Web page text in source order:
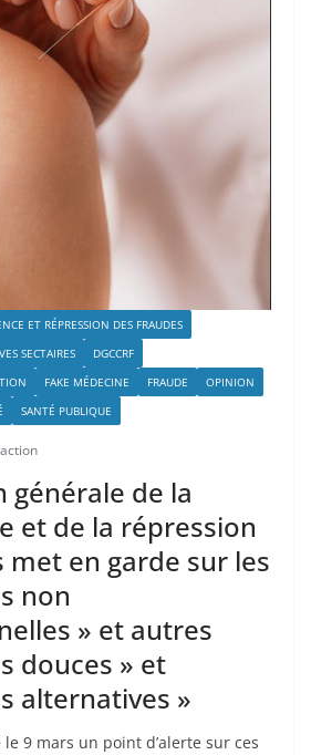
ET RÉPRESSION DES FRAUDES
SECTAIRES
DGCCRF
FAKE MÉDECINE FRAUDE
OPINION
SANTÉ PUBLIQUE
générale de la
et de la répression
met en garde sur les
non
» et autres
douces » et
alternatives »
le 9 mars un point d’alerte sur ces